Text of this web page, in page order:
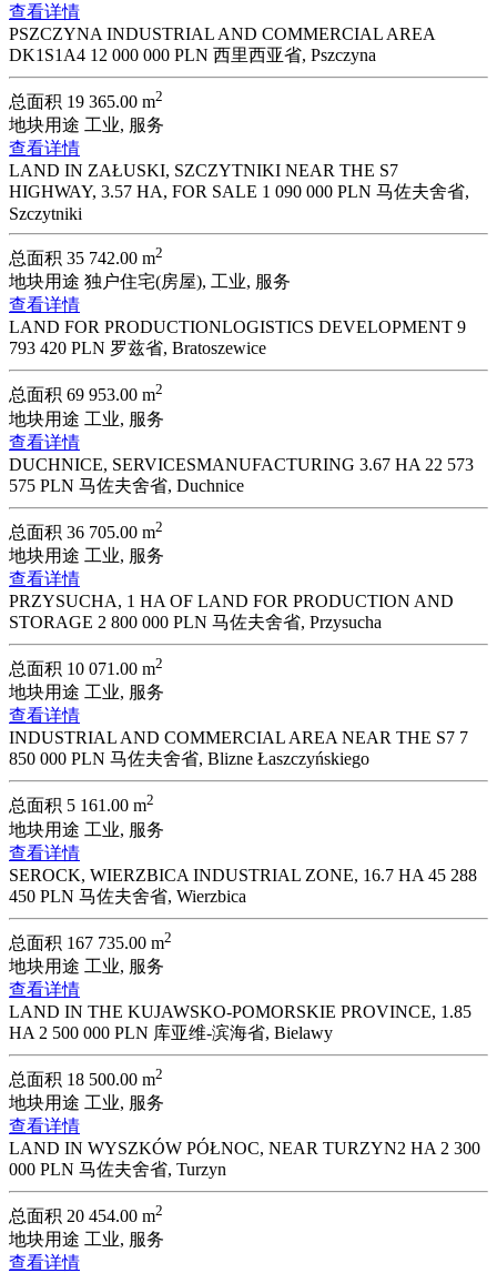
查看详情
PSZCZYNA INDUSTRIAL AND COMMERCIAL AREA
DK1S1A4 12 000 000 PLN 西里西亚省, Pszczyna
总面积 19 365.00 m2
地块用途 工业, 服务
查看详情
LAND IN ZAŁUSKI, SZCZYTNIKI NEAR THE S7
HIGHWAY, 3.57 HA, FOR SALE 1 090 000 PLN 马佐夫舍省,
Szczytniki
总面积 35 742.00 m2
地块用途 独户住宅(房屋), 工业, 服务
查看详情
LAND FOR PRODUCTIONLOGISTICS DEVELOPMENT 9
793 420 PLN 罗兹省, Bratoszewice
总面积 69 953.00 m2
地块用途 工业, 服务
查看详情
DUCHNICE, SERVICESMANUFACTURING 3.67 HA 22 573
575 PLN 马佐夫舍省, Duchnice
总面积 36 705.00 m2
地块用途 工业, 服务
查看详情
PRZYSUCHA, 1 HA OF LAND FOR PRODUCTION AND
STORAGE 2 800 000 PLN 马佐夫舍省, Przysucha
总面积 10 071.00 m2
地块用途 工业, 服务
查看详情
INDUSTRIAL AND COMMERCIAL AREA NEAR THE S7 7
850 000 PLN 马佐夫舍省, Blizne Łaszczyńskiego
总面积 5 161.00 m2
地块用途 工业, 服务
查看详情
SEROCK, WIERZBICA INDUSTRIAL ZONE, 16.7 HA 45 288
450 PLN 马佐夫舍省, Wierzbica
总面积 167 735.00 m2
地块用途 工业, 服务
查看详情
LAND IN THE KUJAWSKO-POMORSKIE PROVINCE, 1.85
HA 2 500 000 PLN 库亚维-滨海省, Bielawy
总面积 18 500.00 m2
地块用途 工业, 服务
查看详情
LAND IN WYSZKÓW PÓŁNOC, NEAR TURZYN2 HA 2 300
000 PLN 马佐夫舍省, Turzyn
总面积 20 454.00 m2
地块用途 工业, 服务
查看详情